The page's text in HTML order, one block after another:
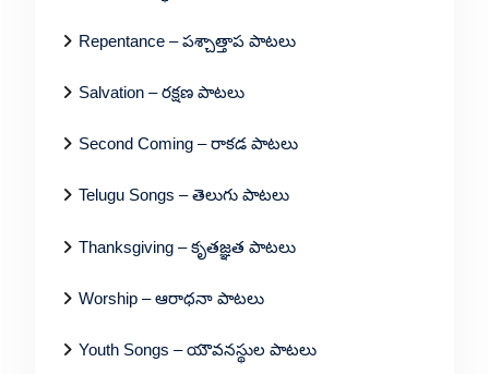
Repentance – పశ్చాత్తాప పాటలు
Salvation – రక్షణ పాటలు
Second Coming – రాకడ పాటలు
Telugu Songs – తెలుగు పాటలు
Thanksgiving – కృతజ్ఞత పాటలు
Worship – ఆరాధనా పాటలు
Youth Songs – యౌవనస్థుల పాటలు